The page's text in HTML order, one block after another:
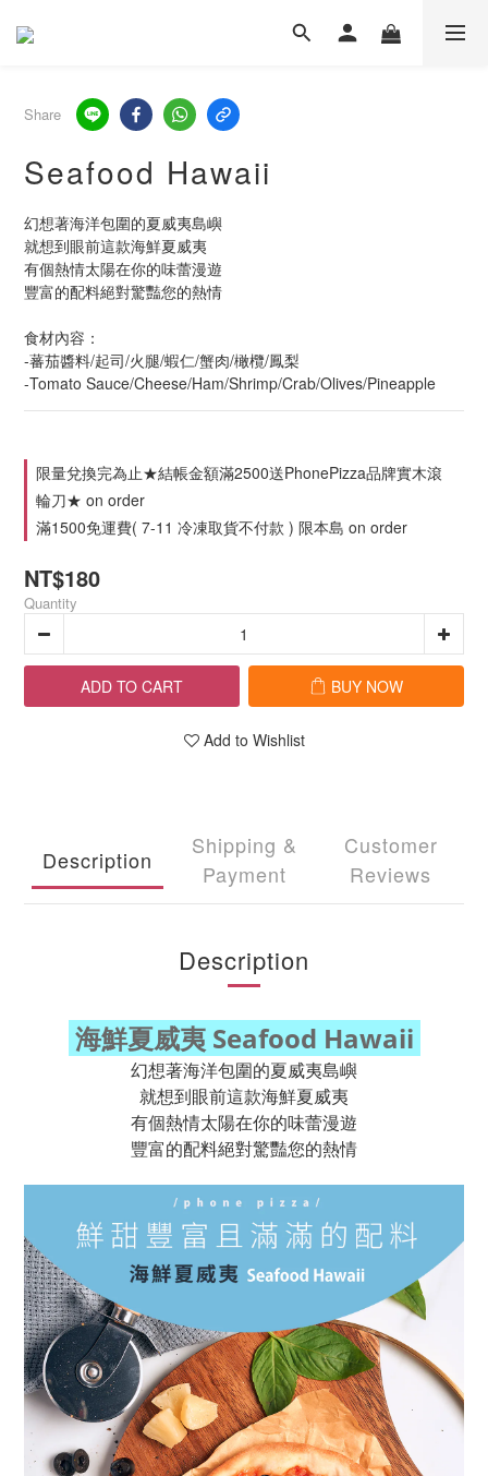
Share
Seafood Hawaii
幻想著海洋包圍的夏威夷島嶼
就想到眼前這款海鮮夏威夷
有個熱情太陽在你的味蕾漫遊
豐富的配料絕對驚豔您的熱情
食材內容：
-蕃茄醬料/起司/火腿/蝦仁/蟹肉/橄欖/鳳梨
-Tomato Sauce/Cheese/Ham/Shrimp/Crab/Olives/Pineapple
限量兌換完為止★結帳金額滿2500送PhonePizza品牌實木滾
輪刀★ on order
滿1500免運費( 7-11 冷凍取貨不付款 ) 限本島 on order
NT$180
Quantity
ADD TO CART BUY NOW
Add to Wishlist
Description
Shipping &
Payment
Customer
Reviews
Description
海鮮夏威夷 Seafood Hawaii
幻想著海洋包圍的夏威夷島嶼
就想到眼前這款海鮮夏威夷
有個熱情太陽在你的味蕾漫遊
豐富的配料絕對驚豔您的熱情